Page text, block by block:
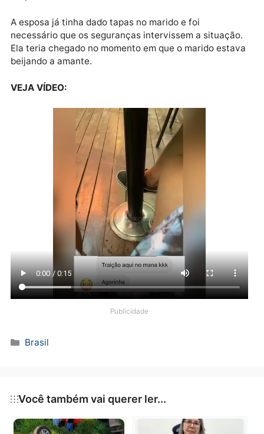
Nas imagens, a mulher aparece gritando com o
e querendo bater na amante, mas ele defende a
destruidora de lares e faz uma barreira com o
corpo.
necessário que os seguranças intervissem a
Ela teria chegado no momento em que o marido
beijando a amante.
Publicidade